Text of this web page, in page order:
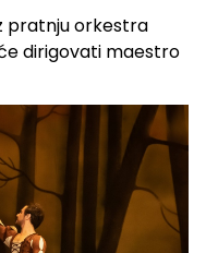
pratnju orkestra
dirigovati maestro